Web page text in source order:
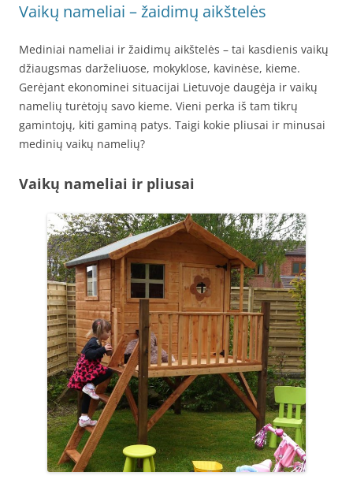
Vaikų nameliai – žaidimų aikštelės
Mediniai nameliai ir žaidimų aikštelės – tai kasdienis vaikų
džiaugsmas darželiuose, mokyklose, kavinėse, kieme.
Gerėjant ekonominei situacijai Lietuvoje daugėja ir vaikų
namelių turėtojų savo kieme. Vieni perka iš tam tikrų
gamintojų, kiti gaminą patys. Taigi kokie pliusai ir minusai
medinių vaikų namelių?
Vaikų nameliai ir pliusai